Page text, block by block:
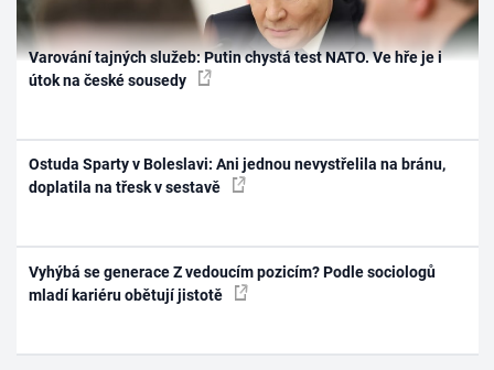
Varování tajných služeb: Putin chystá test NATO. Ve hře je i
útok na české sousedy
Ostuda Sparty v Boleslavi: Ani jednou nevystřelila na bránu,
doplatila na třesk v sestavě
Vyhýbá se generace Z vedoucím pozicím? Podle sociologů
mladí kariéru obětují jistotě